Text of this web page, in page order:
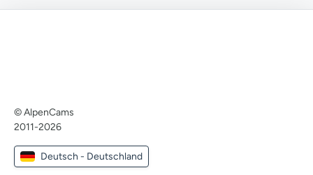
© AlpenCams
2011-2026
Deutsch - Deutschland